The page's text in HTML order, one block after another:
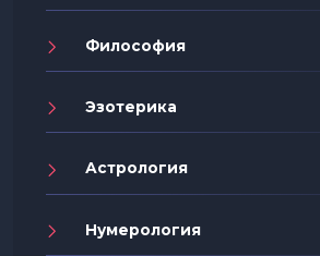
Философия
Эзотерика
Астрология
Нумерология